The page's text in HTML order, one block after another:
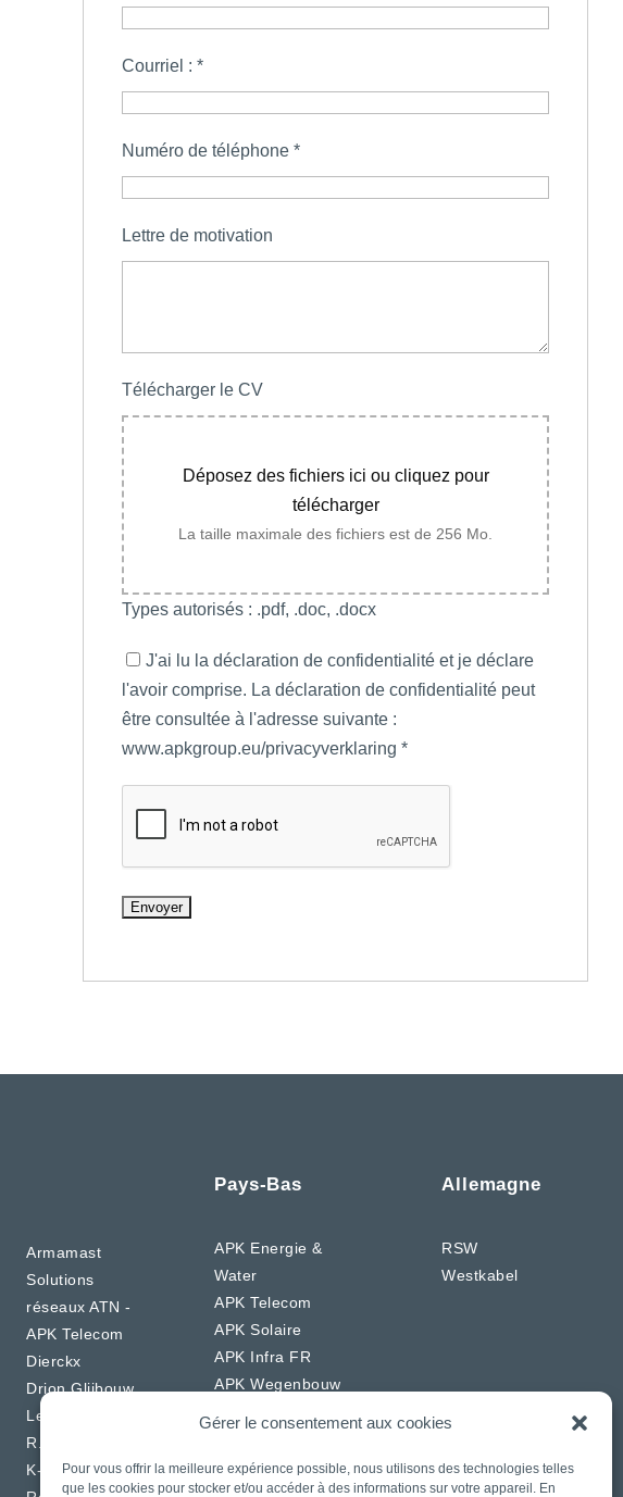
Gérer le consentement aux cookies
Pour vous offrir la meilleure expérience possible, nous utilisons des technologies telles
que les cookies pour stocker et/ou accéder à des informations sur votre appareil. En
Courriel :*
Numéro de téléphone*
Lettre de motivation
Télécharger le CV
Déposez des fichiers ici ou cliquez pour
télécharger
La taille maximale des fichiers est de 256 Mo.
Types autorisés : .pdf, .doc, .docx
J'ai lu la déclaration de confidentialité et je déclare
l'avoir comprise. La déclaration de confidentialité peut
être consultée à l'adresse suivante :
www.apkgroup.eu/privacyverklaring*
Armamast
Solutions
réseaux ATN -
APK Telecom
Dierckx
Drion Glijbouw
LeVan
R.D.V.S
K-Boringen
Pays-Bas
APK Energie &
Water
APK Telecom
APK Solaire
APK Infra FR
APK Wegenbouw
J. Daniels
Rasenberg
Allemagne
RSW
Westkabel